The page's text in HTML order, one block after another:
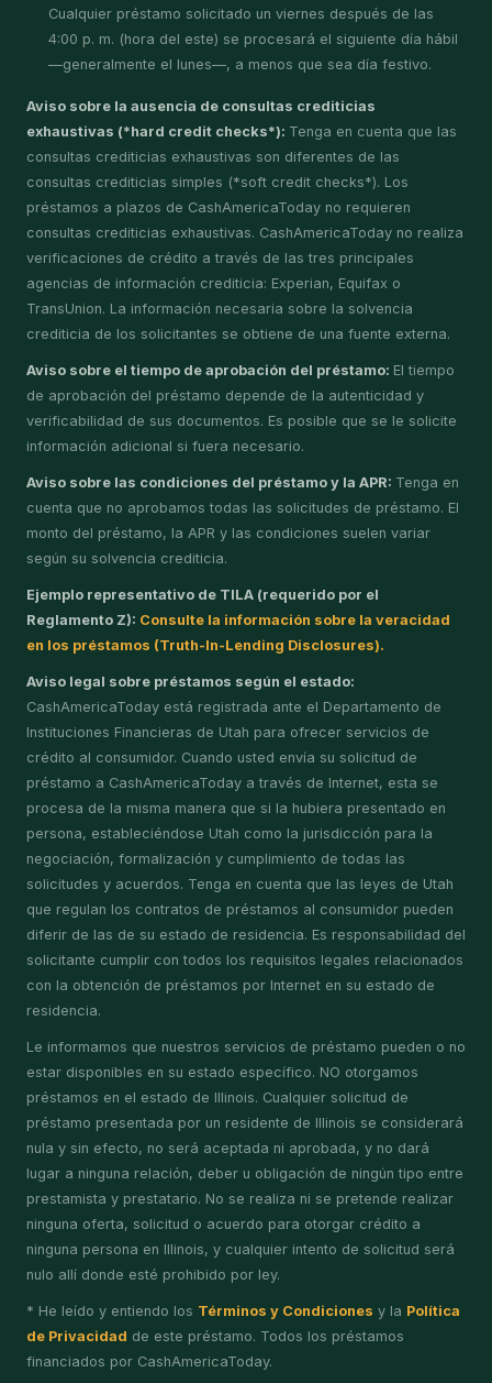
Cualquier préstamo solicitado un viernes después de las
4:00 p. m. (hora del este) se procesará el siguiente día hábil
—generalmente el lunes—, a menos que sea día festivo.
Aviso sobre la ausencia de consultas crediticias
exhaustivas (*hard credit checks*): Tenga en cuenta que las
consultas crediticias exhaustivas son diferentes de las
consultas crediticias simples (*soft credit checks*). Los
préstamos a plazos de CashAmericaToday no requieren
consultas crediticias exhaustivas. CashAmericaToday no realiza
verificaciones de crédito a través de las tres principales
agencias de información crediticia: Experian, Equifax o
TransUnion. La información necesaria sobre la solvencia
crediticia de los solicitantes se obtiene de una fuente externa.
Aviso sobre el tiempo de aprobación del préstamo: El tiempo
de aprobación del préstamo depende de la autenticidad y
verificabilidad de sus documentos. Es posible que se le solicite
información adicional si fuera necesario.
Aviso sobre las condiciones del préstamo y la APR: Tenga en
cuenta que no aprobamos todas las solicitudes de préstamo. El
monto del préstamo, la APR y las condiciones suelen variar
según su solvencia crediticia.
Ejemplo representativo de TILA (requerido por el
Reglamento Z): Consulte la información sobre la veracidad
en los préstamos (Truth-In-Lending Disclosures).
Aviso legal sobre préstamos según el estado:
CashAmericaToday está registrada ante el Departamento de
Instituciones Financieras de Utah para ofrecer servicios de
crédito al consumidor. Cuando usted envía su solicitud de
préstamo a CashAmericaToday a través de Internet, esta se
procesa de la misma manera que si la hubiera presentado en
persona, estableciéndose Utah como la jurisdicción para la
negociación, formalización y cumplimiento de todas las
solicitudes y acuerdos. Tenga en cuenta que las leyes de Utah
que regulan los contratos de préstamos al consumidor pueden
diferir de las de su estado de residencia. Es responsabilidad del
solicitante cumplir con todos los requisitos legales relacionados
con la obtención de préstamos por Internet en su estado de
residencia.
Le informamos que nuestros servicios de préstamo pueden o no
estar disponibles en su estado específico. NO otorgamos
préstamos en el estado de Illinois. Cualquier solicitud de
préstamo presentada por un residente de Illinois se considerará
nula y sin efecto, no será aceptada ni aprobada, y no dará
lugar a ninguna relación, deber u obligación de ningún tipo entre
prestamista y prestatario. No se realiza ni se pretende realizar
ninguna oferta, solicitud o acuerdo para otorgar crédito a
ninguna persona en Illinois, y cualquier intento de solicitud será
nulo allí donde esté prohibido por ley.
* He leído y entiendo los Términos y Condiciones y la Política
de Privacidad de este préstamo. Todos los préstamos
financiados por CashAmericaToday.